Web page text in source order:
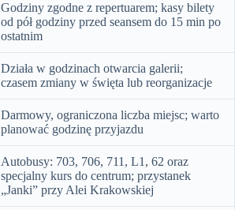
Godziny zgodne z repertuarem; kasy bilety
od pół godziny przed seansem do 15 min po
ostatnim
Działa w godzinach otwarcia galerii;
czasem zmiany w święta lub reorganizacje
Darmowy, ograniczona liczba miejsc; warto
planować godzinę przyjazdu
Autobusy: 703, 706, 711, L1, 62 oraz
specjalny kurs do centrum; przystanek
„Janki” przy Alei Krakowskiej